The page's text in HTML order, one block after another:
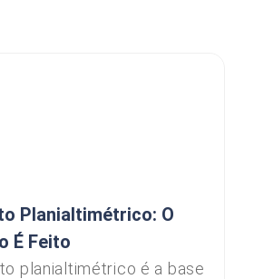
Planialtimétrico: O
É Feito
planialtimétrico é a base